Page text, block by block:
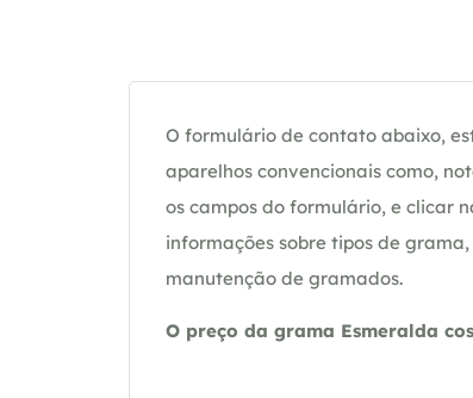
O formulário de contato abaixo,
aparelhos convencionais como,
os campos do formulário, e clicar
informações sobre tipos de
manutenção de gramados.
O preço da grama Esmeralda